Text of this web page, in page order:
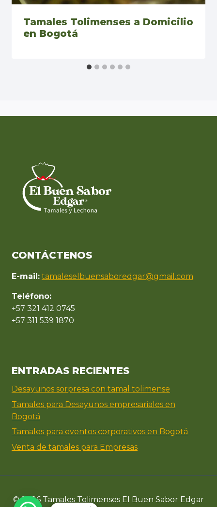
Tamales Tolimenses a Domicilio
en Bogotá
CONTÁCTENOS
E-mail: tamaleselbuensaboredgar@gmail.com
Teléfono:
+57 321 412 0745
+57 311 539 1870
ENTRADAS RECIENTES
Desayunos sorpresa con tamal tolimense
Tamales para Desayunos empresariales en
Bogotá
Tamales para eventos corporativos en Bogotá
Venta de tamales para Empresas
© 2026 Tamales Tolimenses El Buen Sabor Edgar